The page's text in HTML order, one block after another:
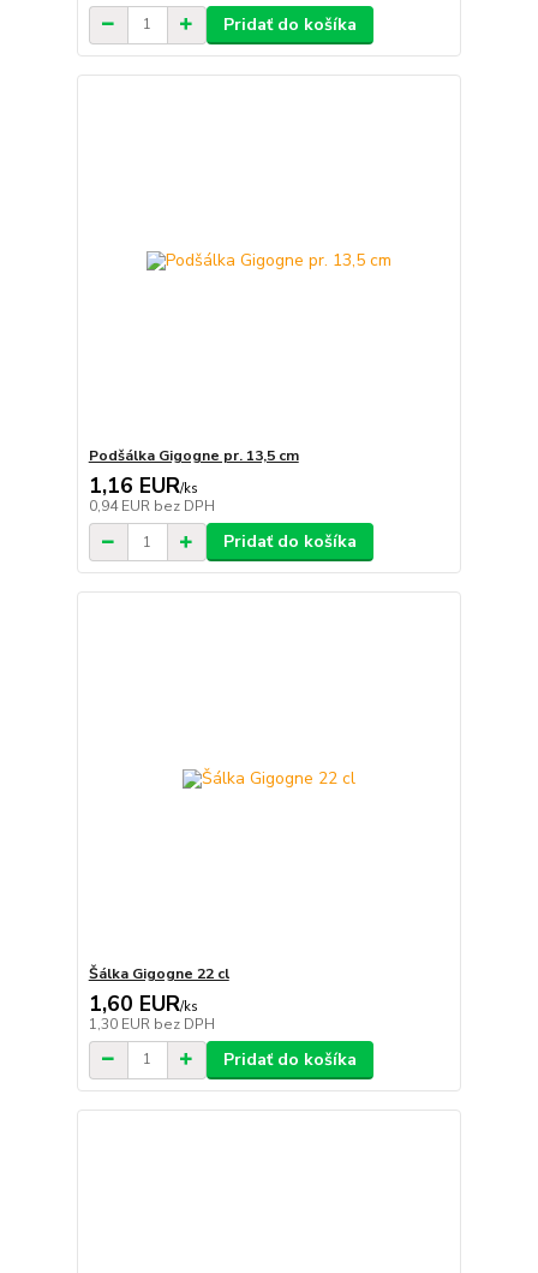
Pridať do košíka
Podšálka Gigogne pr. 13,5 cm
1,16 EUR/ks
0,94 EUR bez DPH
Pridať do košíka
Šálka Gigogne 22 cl
1,60 EUR/ks
1,30 EUR bez DPH
Pridať do košíka